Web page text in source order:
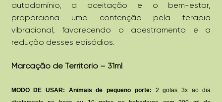
autodomínio, a aceitação e o bem-estar,
proporciona uma contenção pela terapia
vibracional, favorecendo o adestramento e a
redução desses episódios.
Marcação de Território – 31ml
MODO DE USAR: Animais de pequeno porte: 2 gotas 3x ao dia